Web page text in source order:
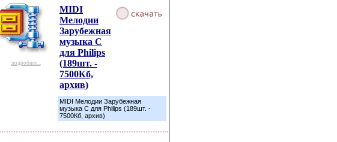
подробнее...
MIDI
Мелодии
Зарубежная
музыка C
для Philips
(189шт. -
7500Кб,
архив)
MIDI Мелодии Зарубежная
музыка C для Philips (189шт. -
7500Кб, архив)